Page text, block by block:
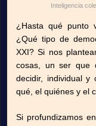
Inteligencia
¿Hasta qué punto
¿Qué tipo de
XXI? Si nos
cosas, un ser que
decidir, individual y
qué, el quiénes y el
Si profundizamos